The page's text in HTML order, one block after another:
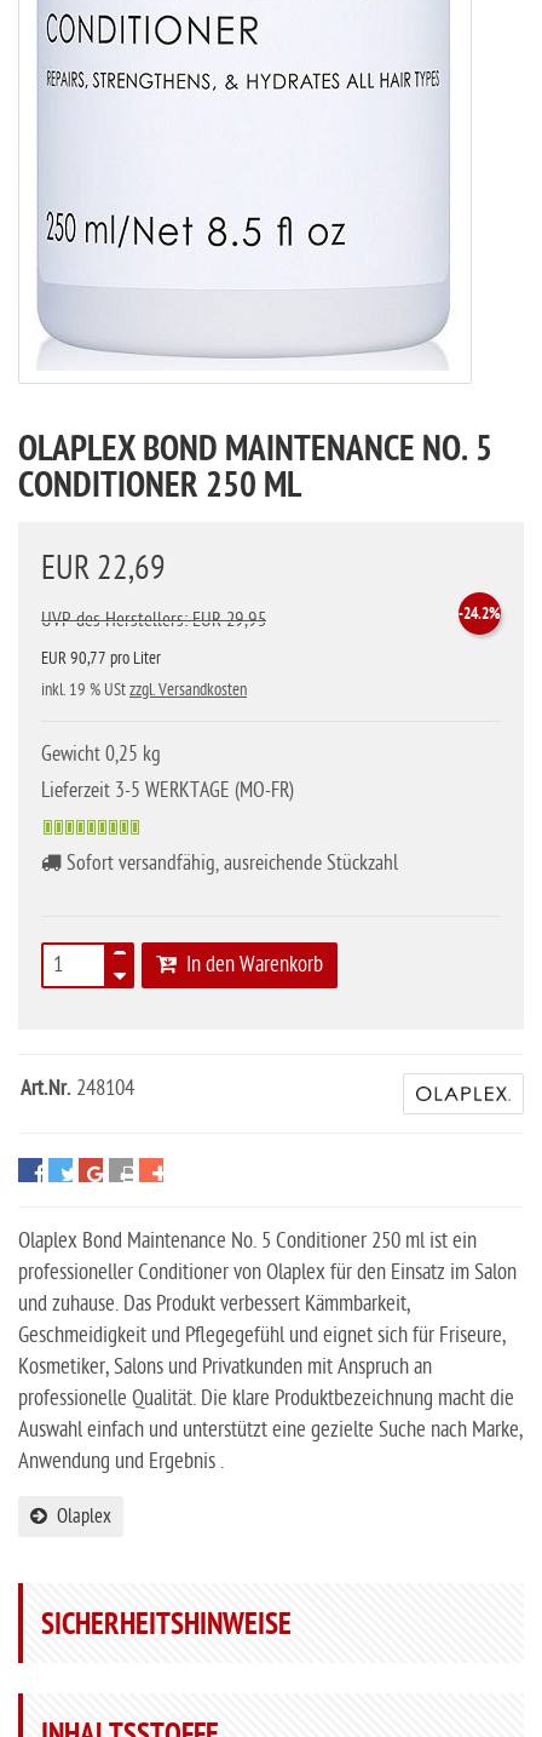
OLAPLEX BOND MAINTENANCE NO. 5
CONDITIONER 250 ML
EUR 22,69
-24.2%
UVP des Herstellers: EUR 29,95
EUR 90,77 pro Liter
inkl. 19 % UStzzgl. Versandkosten
Gewicht 0,25 kg
Lieferzeit 3-5 WERKTAGE (MO-FR)
Sofort versandfähig, ausreichende Stückzahl
In den Warenkorb
Art.Nr. 248104
Olaplex Bond Maintenance No. 5 Conditioner 250 ml ist ein
professioneller Conditioner von Olaplex für den Einsatz im Salon
und zuhause. Das Produkt verbessert Kämmbarkeit,
Geschmeidigkeit und Pflegegefühl und eignet sich für Friseure,
Kosmetiker, Salons und Privatkunden mit Anspruch an
professionelle Qualität. Die klare Produktbezeichnung macht die
Auswahl einfach und unterstützt eine gezielte Suche nach Marke,
Anwendung und Ergebnis .
Olaplex
SICHERHEITSHINWEISE